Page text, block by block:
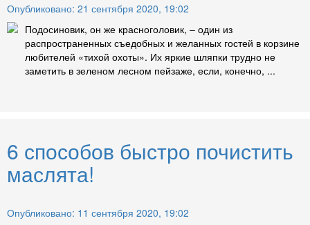
Опубликовано: 21 сентября 2020, 19:02
Подосиновик, он же красноголовик, – один из
распространенных съедобных и желанных гостей в корзине
любителей «тихой охоты». Их яркие шляпки трудно не
заметить в зеленом лесном пейзаже, если, конечно, ...
6 способов быстро почистить
маслята!
Опубликовано: 11 сентября 2020, 19:02